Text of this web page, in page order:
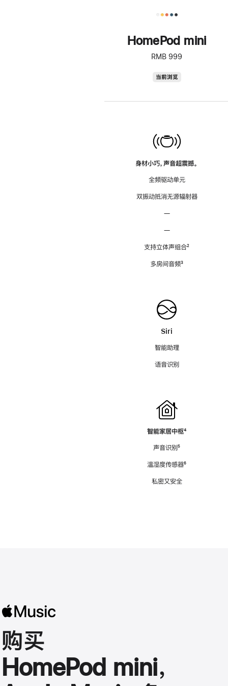
HomePod mini
RMB 999
当前浏览
身材小巧，声音超震撼。
全频驱动单元
双振动抵消无源辐射器
—
—
支持立体声组合脚
²
多房间音频脚
³
Siri
智能助理
语音识别
智能家居中枢脚
⁴
声音识别脚
⁵
温湿度传感器脚
⁶
私密又安全
购买
HomePod mini，